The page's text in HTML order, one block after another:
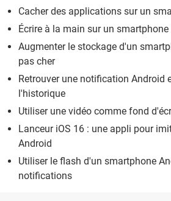
Cacher des applications sur un
Écrire à la main sur un smartphone
Augmenter le stockage d'un
pas cher
Retrouver une notification Android
l'historique
Utiliser une vidéo comme fond
Lanceur iOS 16 : une appli pour
Android
Utiliser le flash d'un smartphone
notifications